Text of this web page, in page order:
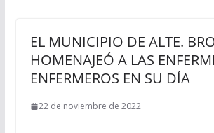
EL MUNICIPIO DE ALTE.
HOMENAJEÓ A LAS
ENFERMEROS EN SU DÍA
22 de noviembre de 2022